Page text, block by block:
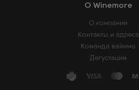
O Winemore
О компании
Контакты и адреса
Команда вайнмо
Дегустации